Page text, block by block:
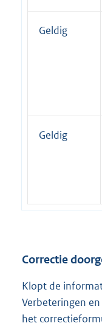
Geldig
Geldig
Correctie
Klopt de
Verbeteringen
het